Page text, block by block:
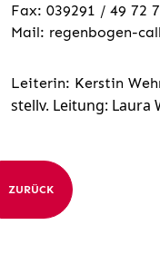
Fax: 039291 / 49 72
Mail: regenbogen-
Leiterin: Kerstin
stellv. Leitung: Laura
ZURÜCK